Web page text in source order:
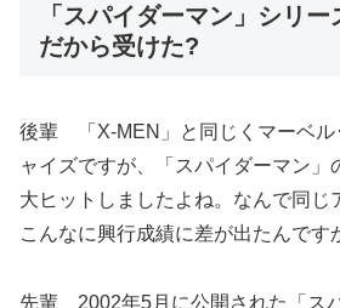
「スパイダーマン」シリ
だから受けた?
後輩 「X-MEN」と同じくマーベル
ャイズですが、「スパイダーマン」
大ヒットしましたよね。なんで同じ
こんなに興行成績に差が出たんです
先輩 2002年5月に公開された「ス